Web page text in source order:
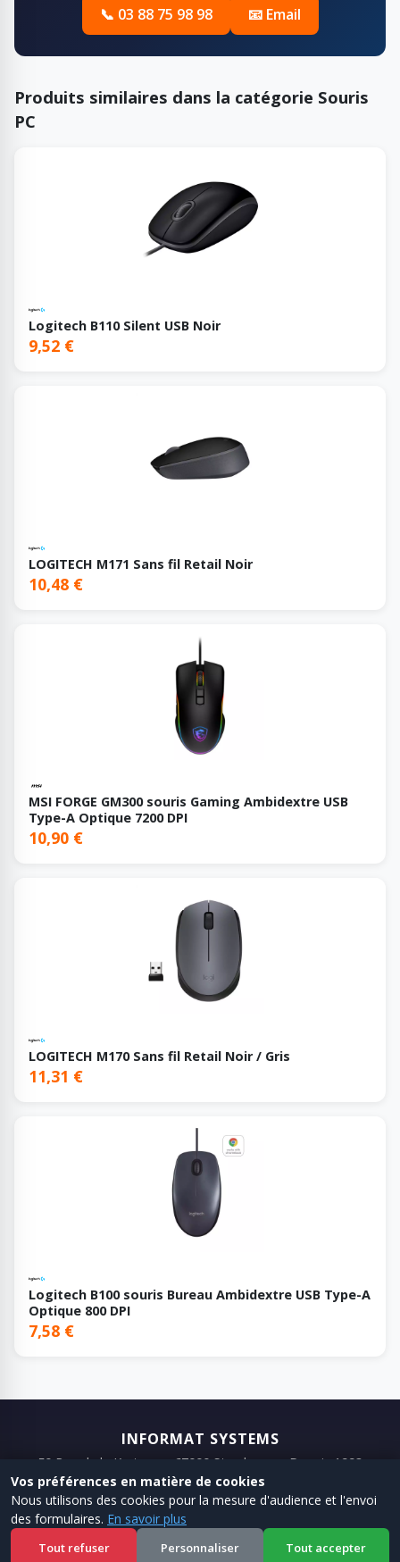
📞 03 88 75 98 98 📧 Email
Produits similaires dans la catégorie Souris
PC
Logitech B110 Silent USB Noir
9,52 €
LOGITECH M171 Sans fil Retail Noir
10,48 €
MSI FORGE GM300 souris Gaming Ambidextre USB
Type-A Optique 7200 DPI
10,90 €
LOGITECH M170 Sans fil Retail Noir / Gris
11,31 €
Logitech B100 souris Bureau Ambidextre USB Type-A
Optique 800 DPI
7,58 €
INFORMAT SYSTEMS
50 Rue de la Krutenau, 67000 Strasbourg · Depuis 1993
📞 03 88 75 98 98 📧 Email
← Site Shop·Mentions legales CGV
Vos préférences en matière de cookies
Nous utilisons des cookies pour la mesure d'audience et l'envoi
des formulaires. En savoir plus
Tout refuser Personnaliser Tout accepter